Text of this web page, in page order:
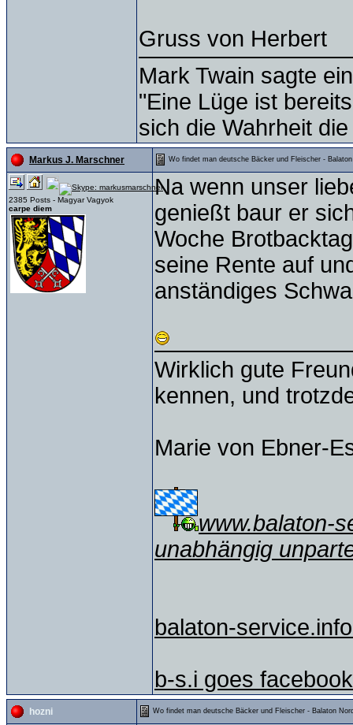
Gruss von Herbert
Mark Twain sagte
"Eine Lüge ist
sich die Wahrheit
Markus J. Marschner Wo findet man deutsche Bäcker und Fleischer -
2385 Posts - Magyar Vagyok
carpe diem
Na wenn unser
genießt baur er
Woche
seine Rente auf
anständiges
Wirklich gute
kennen, und
Marie von Ebner-
www.balaton-
unabhängig
balaton-
b-s.i goes facebook
hozni Wo findet man deutsche Bäcker und Fleischer - Balaton